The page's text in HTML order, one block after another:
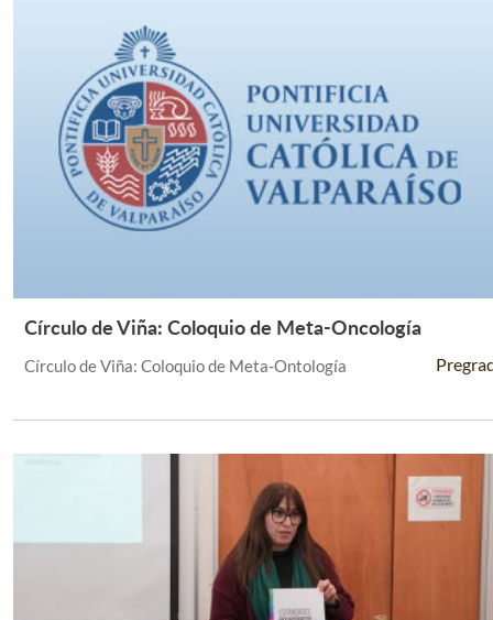
Leer Más +
Círculo de Viña: Coloquio de Meta-Oncología
Círculo de Viña: Coloquio de Meta-Ontología